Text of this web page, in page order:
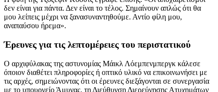
δεν είναι για πάντα. Δεν είναι το τέλος. Σημαίνουν απλώς ότι θα
μου λείπεις μέχρι να ξανασυναντηθούμε. Αντίο φίλη μου,
αναπαύσου ήρεμα».
Έρευνες για τις λεπτομέρειες του περιστατικού
Ο αρχιφύλακας της αστυνομίας Μάικλ Λόεμπενμπεργκ κάλεσε
όποιον διαθέτει πληροφορίες ή οπτικό υλικό να επικοινωνήσει με
τις αρχές, σημειώνοντας ότι οι έρευνες διεξάγονται σε συνεργασία
με το υπουργείο Άμυνας, τη Διεύθυνση Διερεύνησης Ατυχημάτων